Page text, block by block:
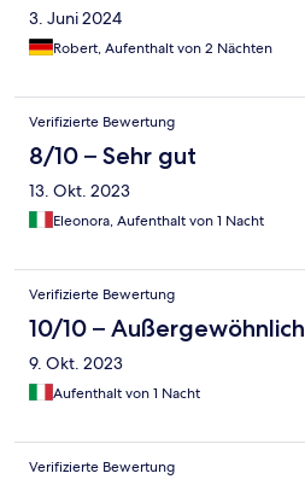
3. Juni 2024
Robert, Aufenthalt von 2 Nächten
Verifizierte Bewertung
8/10 – Sehr gut
13. Okt. 2023
Eleonora, Aufenthalt von 1 Nacht
Verifizierte Bewertung
10/10 – Außergewöhnlich
9. Okt. 2023
Aufenthalt von 1 Nacht
Verifizierte Bewertung